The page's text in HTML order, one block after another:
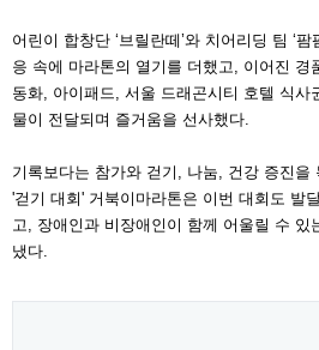
어린이 합창단 ‘브릴란떼’와 치어리딩 팀 ‘
응 속에 마라톤의 열기를 더했고, 이어진 경
동화, 아이패드, 서울 드래곤시티 호텔 식사
물이 전달되며 즐거움을 선사했다.
기록보다는 참가와 걷기, 나눔, 건강 증진을
'걷기 대회' 거북이마라톤은 이번 대회도 발
고, 장애인과 비장애인이 함께 어울릴 수 있
냈다.